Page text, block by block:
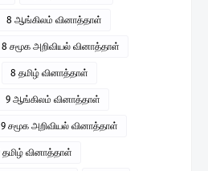
8 ஆங்கிலம் வினாத்தாள்
8 சமூக அறிவியல் வினாத்தாள்
8 தமிழ் வினாத்தாள்
9 ஆங்கிலம் வினாத்தாள்
9 சமூக அறிவியல் வினாத்தாள்
தமிழ் வினாத்தாள்